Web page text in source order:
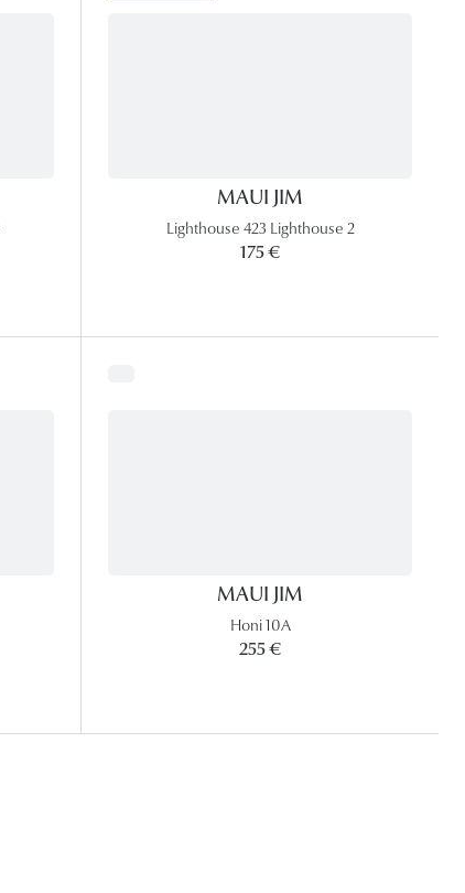
MAUI JIM
Lighthouse 423 Lighthouse 2
175 €
MAUI JIM
Honi 10A
255 €